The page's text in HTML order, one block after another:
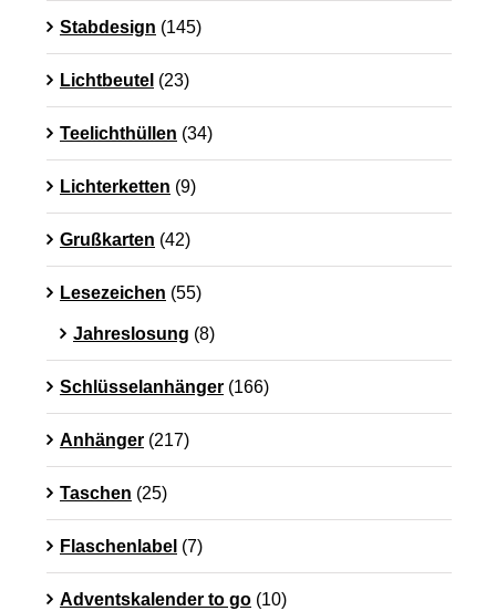
Stabdesign (145)
Lichtbeutel (23)
Teelichthüllen (34)
Lichterketten (9)
Grußkarten (42)
Lesezeichen (55)
Jahreslosung (8)
Schlüsselanhänger (166)
Anhänger (217)
Taschen (25)
Flaschenlabel (7)
Adventskalender to go (10)